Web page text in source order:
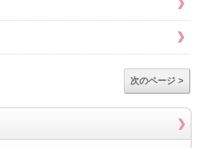
次のページ >